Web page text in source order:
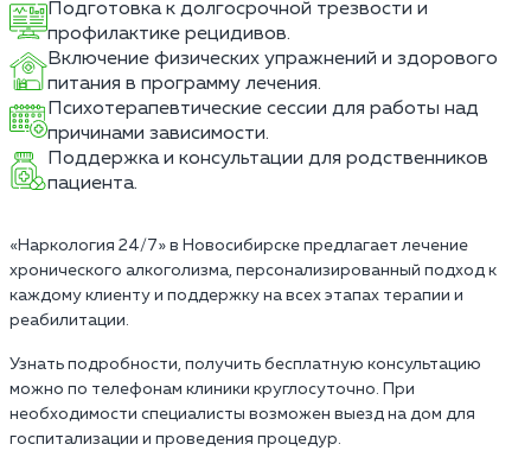
Подготовка к долгосрочной трезвости и
профилактике рецидивов.
Включение физических упражнений и здорового
питания в программу лечения.
Психотерапевтические сессии для работы над
причинами зависимости.
Поддержка и консультации для родственников
пациента.
«Наркология 24/7» в Новосибирске предлагает лечение
хронического алкоголизма, персонализированный подход к
каждому клиенту и поддержку на всех этапах терапии и
реабилитации.
Узнать подробности, получить бесплатную консультацию
можно по телефонам клиники круглосуточно. При
необходимости специалисты возможен выезд на дом для
госпитализации и проведения процедур.